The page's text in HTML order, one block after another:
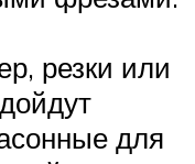
резки или
для